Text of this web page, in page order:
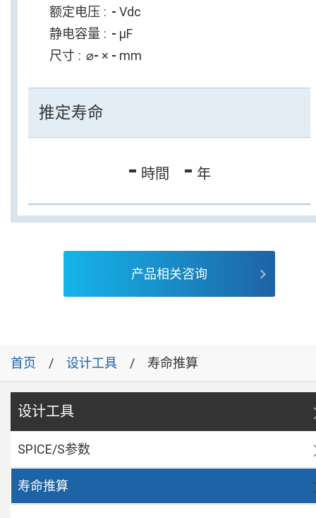
额定电压 - Vdc
静电容量
- µF
尺寸
⌀- × - mm
推定寿命
- 時間 - 年
产品相关咨询
首页 设计工具 寿命推算
设计工具
SPICE/S参数
寿命推算